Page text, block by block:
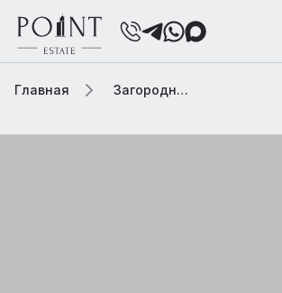
Главная Загородная элитная недвижимость